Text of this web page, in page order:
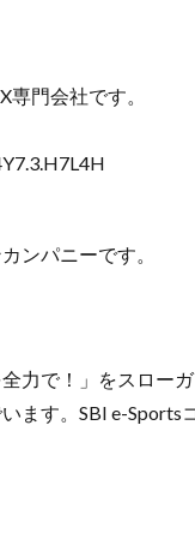
門会社です。
ンパニーです。
力で！」をスロー
ます。SBI e-Sports